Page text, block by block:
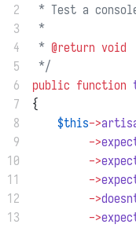
2
* Test a console
3
*
4
* @return void
5
*/
6
public function
7
{
8
$this->
9
->
10
->
11
->
12
->
13
->